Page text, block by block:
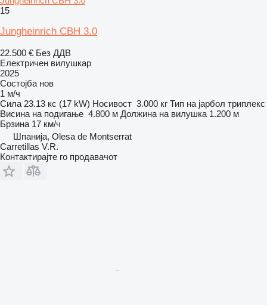
15
Jungheinrich CBH 3.0
22.500 € Без ДДВ
Електричен вилушкар
2025
Состојба нов
1 м/ч
Сила 23.13 кс (17 kW) Носивост 3.000 кг Тип на јарбол триплекс
Висина на подигање 4.800 м Должина на вилушка 1.200 м
Брзина 17 км/ч
Шпанија, Olesa de Montserrat
Carretillas V.R.
Контактирајте го продавачот